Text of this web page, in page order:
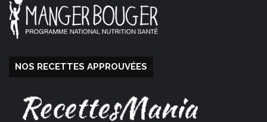
NOS RECETTES APPROUVÉES